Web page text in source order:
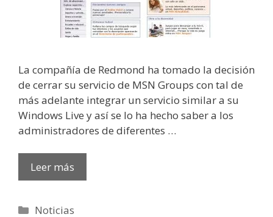
La compañía de Redmond ha tomado la decisión
de cerrar su servicio de MSN Groups con tal de
más adelante integrar un servicio similar a su
Windows Live y así se lo ha hecho saber a los
administradores de diferentes …
Leer más
Categorías
Noticias